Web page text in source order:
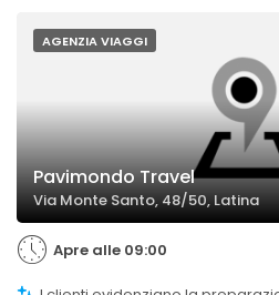
AGENZIA VIAGGI
Pavimondo Travel
Via Monte Santo, 48/50, Latina
Apre alle 09:00